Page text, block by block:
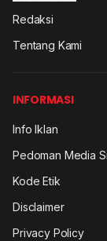
Redaksi
Tentang Kami
INFORMASI
Info Iklan
Pedoman Media
Kode Etik
Disclaimer
Privacy Policy